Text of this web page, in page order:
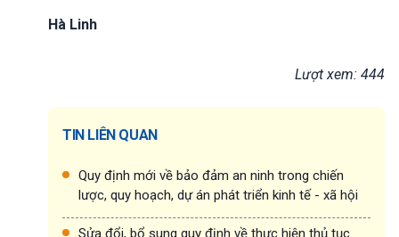
Hà Linh
Lượt xem: 444
TIN LIÊN QUAN
Quy định mới về bảo đảm an ninh trong chiến
lược, quy hoạch, dự án phát triển kinh tế - xã hội
Sửa đổi, bổ sung quy định về thực hiện thủ tục